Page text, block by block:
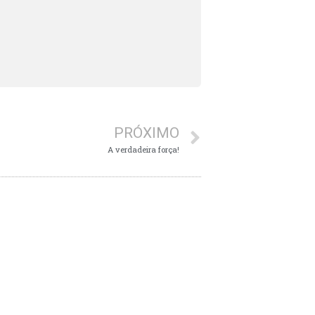
PRÓXIMO
A verdadeira força!